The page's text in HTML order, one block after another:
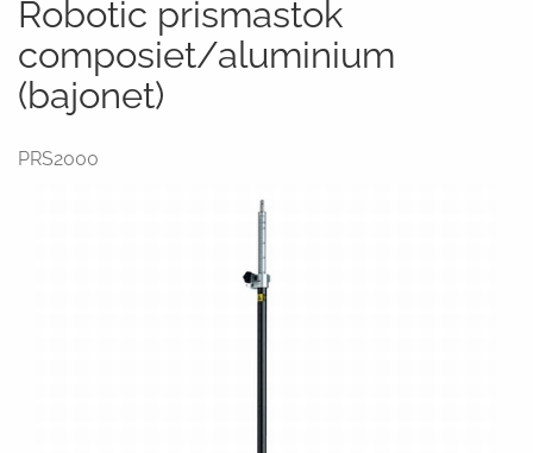
Robotic prismastok
composiet/aluminium
(bajonet)
PRS2000